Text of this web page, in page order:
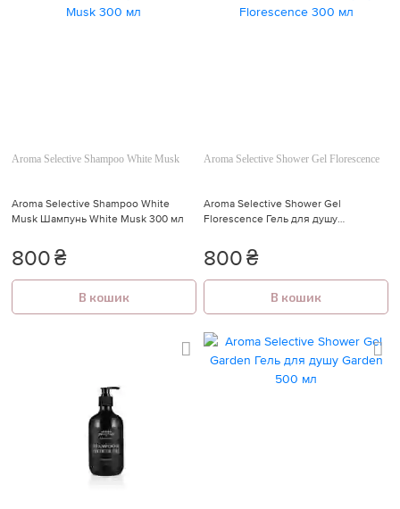
Aroma Selective Shampoo White Musk
Aroma Selective Shampoo White
Musk Шампунь White Musk 300 мл
800₴
В кошик
Aroma Selective Shower Gel Florescence
Aroma Selective Shower Gel
Florescence Гель для душу
800₴
В кошик